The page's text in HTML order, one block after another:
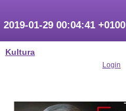
Kultura
2019-01-29 00:04:41 +0100
Login